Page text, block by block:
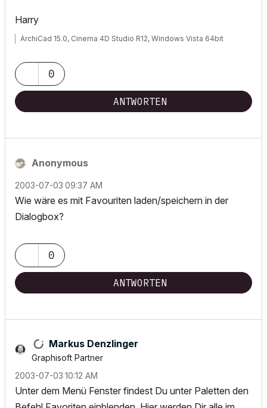
Harry
ArchiCad 15.0, Cinema 4D Studio R12, Windows Vista 64bit
0
ANTWORTEN
Anonymous
‎2003-07-03 09:37 AM
Wie wäre es mit Favouriten laden/speichern in der
Dialogbox?
0
ANTWORTEN
Markus Denzlinger
Graphisoft Partner
‎2003-07-03 10:12 AM
Unter dem Menü Fenster findest Du unter Paletten den